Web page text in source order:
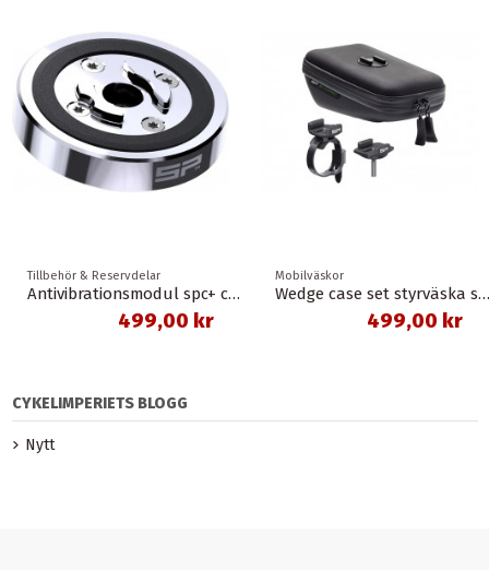
Tillbehör & Reservdelar
Antivibrationsmodul spc+ chrome sp connect
499,00 kr
Mobilväskor
Wedge case set styrväska spc sp connect
499,00 kr
CYKELIMPERIETS BLOGG
Nytt